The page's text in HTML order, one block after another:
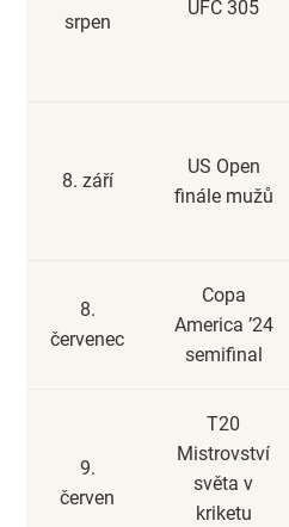
srpen
UFC 305
8. září
US Open
finále mužů
8.
červenec
Copa
America ’24
semifinal
9.
červen
T20
Mistrovství
světa v
kriketu